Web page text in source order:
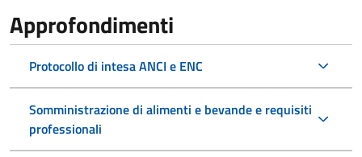
Approfondimenti
Protocollo di intesa ANCI e ENC
Somministrazione di alimenti e bevande e requisiti
professionali